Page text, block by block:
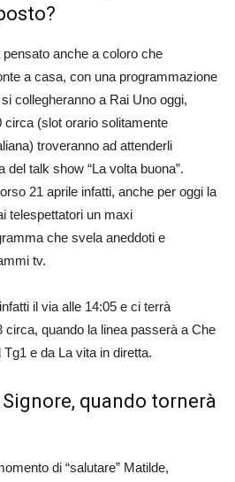
anche a coloro che
a casa, con una programmazione
collegheranno a Rai Uno oggi,
circa (slot orario solitamente
troveranno ad attenderli
del talk show “La volta buona”.
21 aprile infatti, anche per oggi la
telespettatori un maxi
che svela aneddoti e
tv.
il via alle 14:05 e ci terrà
circa, quando la linea passerà a Che
e da La vita in diretta.
quando tornerà
di “salutare” Matilde,